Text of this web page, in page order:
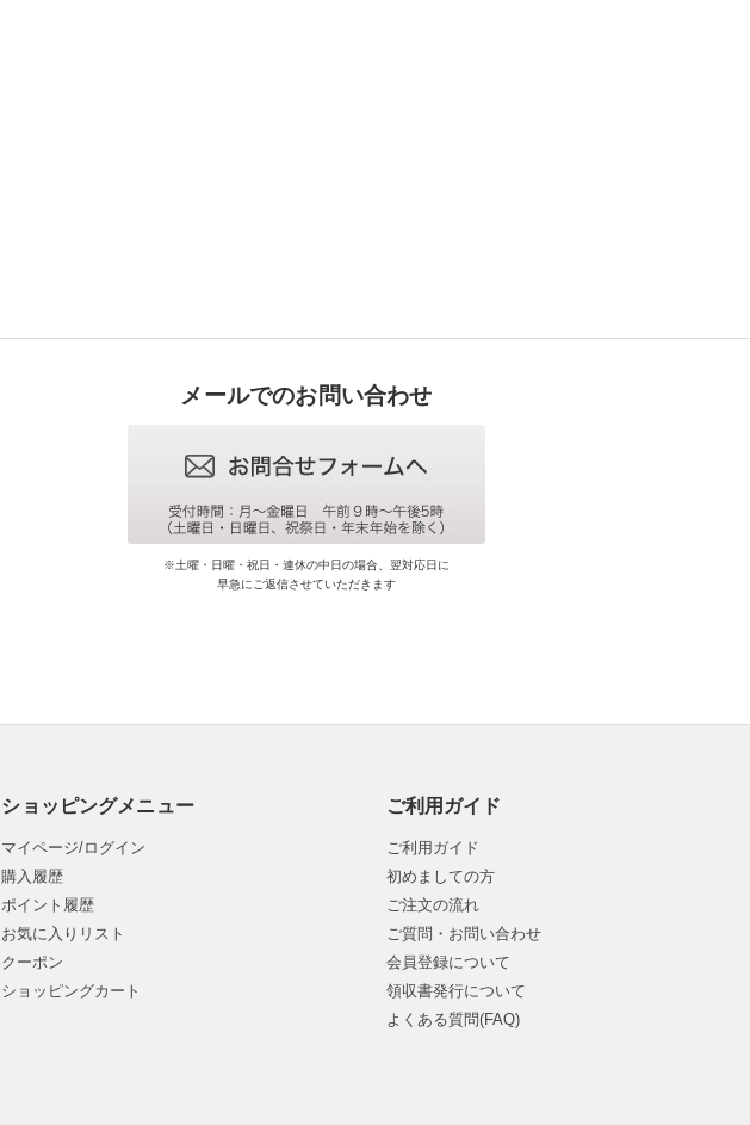
メールでのお問い合わせ
※土曜・日曜・祝日・連休の中日の場合、翌対応日に
早急にご返信させていただきます
ショッピングメニュー
マイページ/ログイン
購入履歴
ポイント履歴
お気に入りリスト
クーポン
ショッピングカート
ご利用ガイド
ご利用ガイド
初めましての方
ご注文の流れ
ご質問・お問い合わせ
会員登録について
領収書発行について
よくある質問(FAQ)